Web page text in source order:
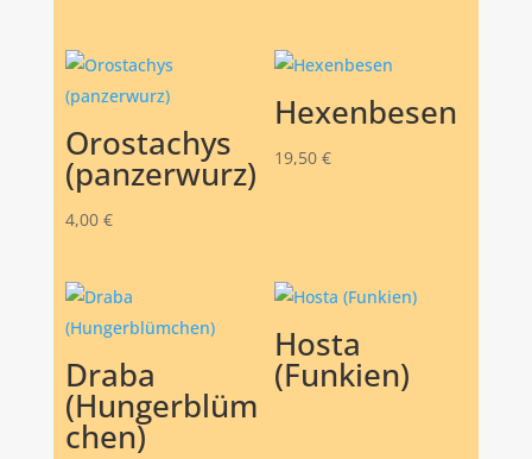
Orostachys
(panzerwurz)
4,00 €
Hexenbesen
19,50 €
Draba
(Hungerblüm
chen)
Hosta
(Funkien)